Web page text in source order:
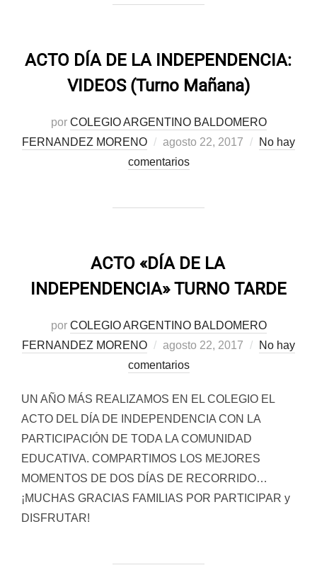
ACTO DÍA DE LA INDEPENDENCIA:
VIDEOS (Turno Mañana)
por COLEGIO ARGENTINO BALDOMERO
FERNANDEZ MORENO
Publicado
el
agosto 22, 2017
No hay
comentarios
ACTO «DÍA DE LA
INDEPENDENCIA» TURNO TARDE
por COLEGIO ARGENTINO BALDOMERO
FERNANDEZ MORENO
Publicado
el
agosto 22, 2017
No hay
comentarios
UN AÑO MÁS REALIZAMOS EN EL COLEGIO EL
ACTO DEL DÍA DE INDEPENDENCIA CON LA
PARTICIPACIÓN DE TODA LA COMUNIDAD
EDUCATIVA. COMPARTIMOS LOS MEJORES
MOMENTOS DE DOS DÍAS DE RECORRIDO…
¡MUCHAS GRACIAS FAMILIAS POR PARTICIPAR y
DISFRUTAR!